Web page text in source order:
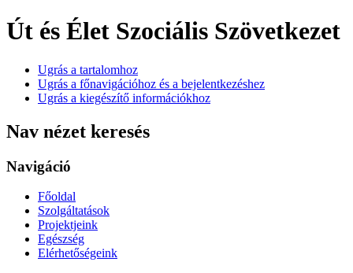
Út és Élet Szociális Szövetkezet
Ugrás a tartalomhoz
Ugrás a főnavigációhoz és a bejelentkezéshez
Ugrás a kiegészítő információkhoz
Nav nézet keresés
Navigáció
Főoldal
Szolgáltatások
Projektjeink
Egészség
Elérhetőségeink